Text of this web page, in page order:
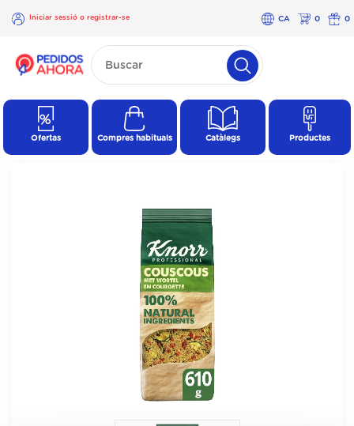
Iniciar sessió o registrar-se CA 0 0
×
Iniciar
registrar-
Ofertas Compres habituals Catàlegs Productes